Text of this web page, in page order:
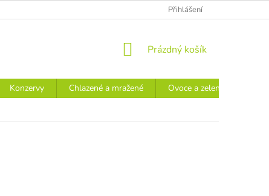
Přihlášení
NÁKUPNÍ
Prázdný košík
Konzervy Chlazené a mražené Ovoce a zelenina